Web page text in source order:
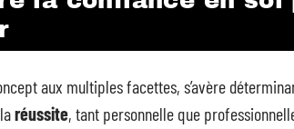
aux multiples facettes, s’avère
réussite, tant personnelle que